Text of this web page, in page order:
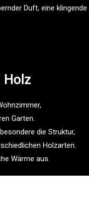
Duft, eine
Holz
Garten.
die Struktur,
Holzarten.
Wärme aus.